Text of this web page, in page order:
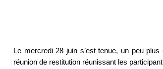
Le mercredi 28 juin s’est tenue, un peu
réunion de restitution réunissant les